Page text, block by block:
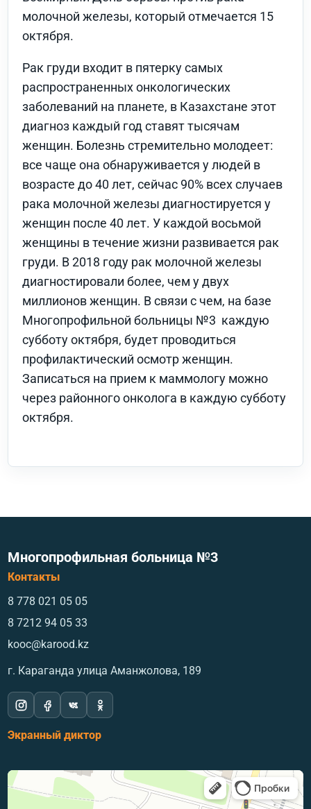
молочной железы, который отмечается 15
октября.
Рак груди входит в пятерку самых
распространенных онкологических
заболеваний на планете, в Казахстане этот
диагноз каждый год ставят тысячам
женщин. Болезнь стремительно молодеет:
все чаще она обнаруживается у людей в
возрасте до 40 лет, сейчас 90% всех случаев
рака молочной железы диагностируется у
женщин после 40 лет. У каждой восьмой
женщины в течение жизни развивается рак
груди. В 2018 году рак молочной железы
диагностировали более, чем у двух
миллионов женщин. В связи с чем, на базе
Многопрофильной больницы №3 каждую
субботу октября, будет проводиться
профилактический осмотр женщин.
Записаться на прием к маммологу можно
через районного онколога в каждую субботу
октября.
Многопрофильная больница №3
Контакты
8 778 021 05 05
8 7212 94 05 33
kooc@karood.kz
г. Караганда ​улица Аманжолова, 189
Экранный диктор